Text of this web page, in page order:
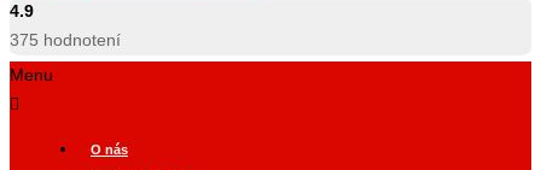
4.9
375 hodnotení
Menu
O nás